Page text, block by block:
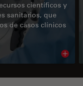
científicos y
sanitarios, que
de casos clínicos